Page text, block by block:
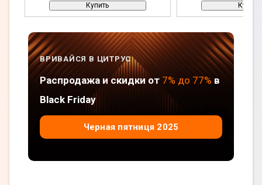
Купить Купить
ВРИВАЙСЯ В ЦИТРУС
Распродажа и скидки от 7% до 77% в
Black Friday
Черная пятниця 2025